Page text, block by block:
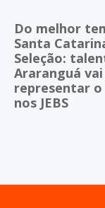
Do melhor
Santa
Seleção:
Araranguá vai
representar o
nos JEBS